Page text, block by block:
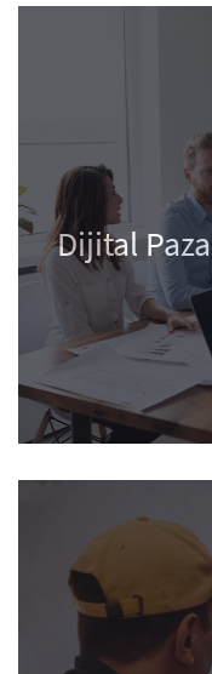
Dijital